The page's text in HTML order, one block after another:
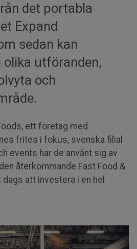
det portabla
Expand
sedan kan
olika utföranden,
och
ett företag med
frites i fokus, svenska filial
events har de använt sig av
återkommande Fast Food &
att investera i en hel